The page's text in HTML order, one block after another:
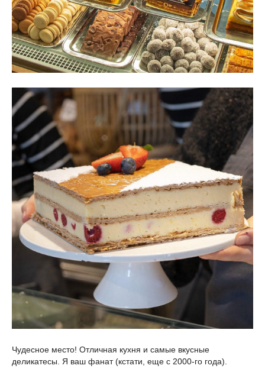
Чудесное место! Отличная кухня и самые вкусные
деликатесы. Я ваш фанат (кстати, еще с 2000-го года).